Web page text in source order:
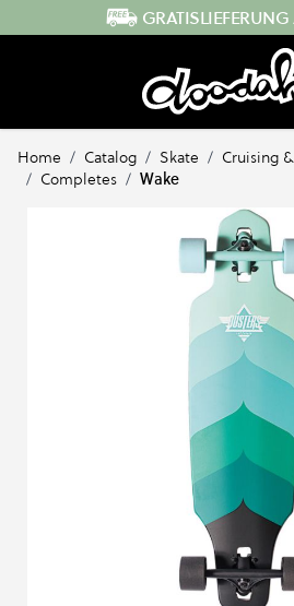
Direkt zum Inhalt SCHNELLER
Home / Catalog / Skate / Cruising
/ Completes / Wake